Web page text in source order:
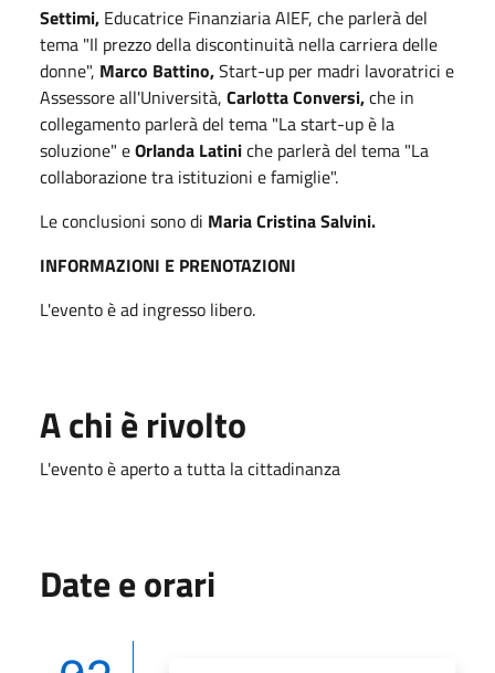
Settimi, Educatrice Finanziaria AIEF, che parlerà del
tema "Il prezzo della discontinuità nella carriera delle
donne", Marco Battino,Start-up per madri lavoratrici e
Assessore all'Università, Carlotta Conversi,che in
collegamento parlerà del tema "La start-up è la
soluzione" eOrlanda Latiniche parlerà del tema "La
collaborazione tra istituzioni e famiglie".
Le conclusioni sono di Maria Cristina Salvini.
INFORMAZIONI E PRENOTAZIONI
L'evento è ad ingresso libero.
A chi è rivolto
L'evento è aperto a tutta la cittadinanza
Date e orari